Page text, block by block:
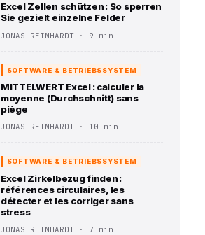
Excel Zellen schützen : So sperren
Sie gezielt einzelne Felder
JONAS REINHARDT · 9 min
SOFTWARE & BETRIEBSSYSTEM
MITTELWERT Excel : calculer la
moyenne (Durchschnitt) sans
piège
JONAS REINHARDT · 10 min
SOFTWARE & BETRIEBSSYSTEM
Excel Zirkelbezug finden :
références circulaires, les
détecter et les corriger sans
stress
JONAS REINHARDT · 7 min